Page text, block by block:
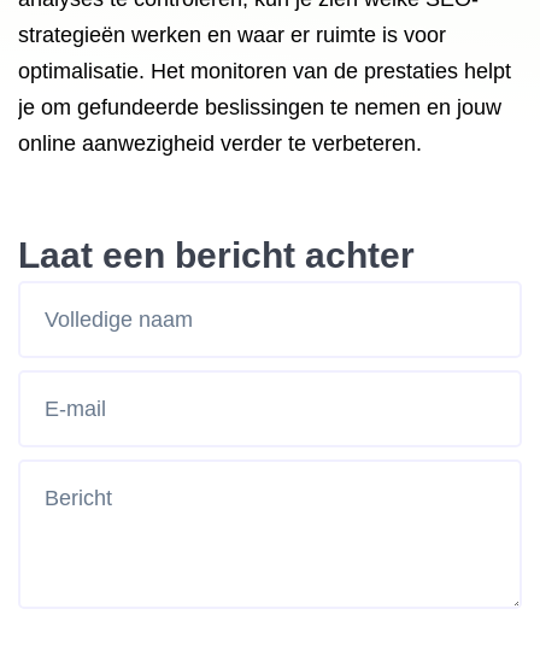
strategieën werken en waar er ruimte is voor
optimalisatie. Het monitoren van de prestaties helpt
je om gefundeerde beslissingen te nemen en jouw
online aanwezigheid verder te verbeteren.
Laat een bericht achter